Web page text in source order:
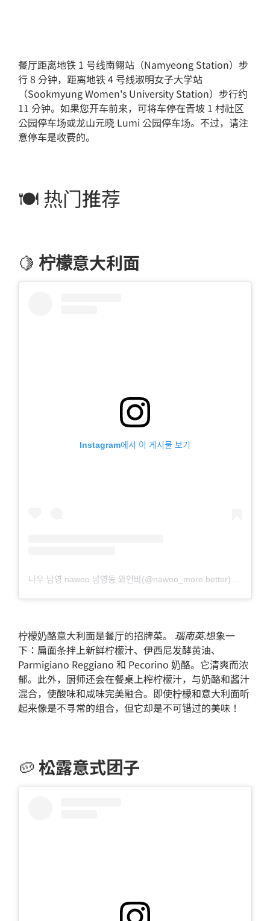
餐厅距离地铁 1 号线南翎站（Namyeong Station）步
行 8 分钟，距离地铁 4 号线淑明女子大学站
（Sookmyung Women's University Station）步行约
11 分钟。如果您开车前来，可将车停在青坡 1 村社区
公园停车场或龙山元晓 Lumi 公园停车场。不过，请注
意停车是收费的。
🍽️ 热门推荐
🍋 柠檬意大利面
Instagram에서 이 게시물 보기
柠檬奶酪意大利面是餐厅的招牌菜。 瑙南英.想象一
下：扁面条拌上新鲜柠檬汁、伊西尼发酵黄油、
Parmigiano Reggiano 和 Pecorino 奶酪。它清爽而浓
郁。此外，厨师还会在餐桌上榨柠檬汁，与奶酪和酱汁
混合，使酸味和咸味完美融合。即使柠檬和意大利面听
起来像是不寻常的组合，但它却是不可错过的美味！
🥔松露意式团子